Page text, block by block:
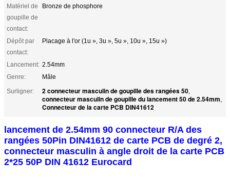
Matériel de
goupille de
contact:
Bronze de phosphore
Dépôt par
contact:
Placage à l'or (1u », 3u », 5u », 10u », 15u »)
Lancement: 2.54mm
Genre:
Mâle
Surligner:
2 connecteur masculin de goupille des rangées 50,
connecteur masculin de goupille du lancement 50 de 2.54mm,
Connecteur de la carte PCB DIN41612
lancement de 2.54mm 90 connecteur R/A des
rangées 50Pin DIN41612 de carte PCB de degré 2,
connecteur masculin à angle droit de la carte PCB
2*25 50P DIN 41612 Eurocard